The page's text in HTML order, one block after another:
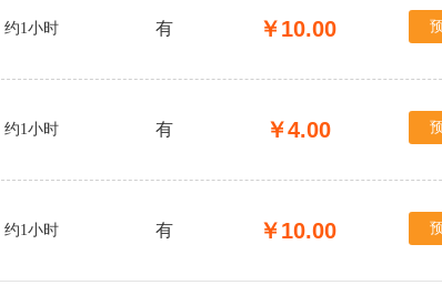
约1小时 有 ￥10.00
约1小时 有 ￥4.00
约1小时 有 ￥10.00